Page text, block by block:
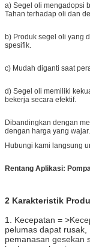
a) Segel oli mengadopsi
Tahan terhadap oli dan
b) Produk segel oli yang
spesifik.
c) Mudah diganti saat
d) Segel oli memiliki
bekerja secara efektif.
Dibandingkan dengan
dengan harga yang wajar.
Hubungi kami langsung
Rentang Aplikasi:
2 Karakteristik
​1. Kecepatan =
pelumas dapat
pemanasan gesekan